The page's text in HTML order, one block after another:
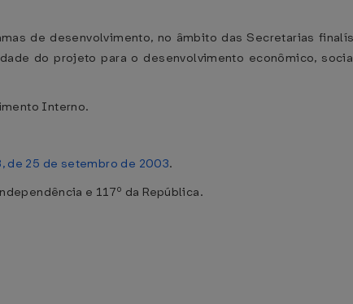
de desenvolvimento, no âmbito das Secretarias
do projeto para o desenvolvimento econômico,
Interno.
de 25 de setembro de 2003.
e 117º da República.